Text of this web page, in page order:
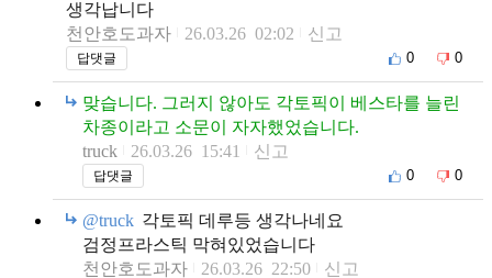
생각납니다
천안호도과자
26.03.26 02:02 신고
답댓글 0 0
맞습니다. 그러지 않아도 각토픽이 베스타를 늘린
차종이라고 소문이 자자했었습니다.
truck
26.03.26 15:41 신고
답댓글 0 0
@truck 각토픽 데루등 생각나네요
검정프라스틱 막혀있었습니다
천안호도과자
26.03.26 22:50 신고